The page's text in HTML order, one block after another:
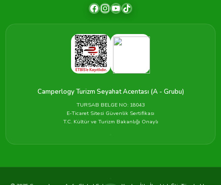
Camperlogy Turizm Seyahat Acentası (A - Grubu)
TURSAB BELGE NO: 18043
E-Ticaret Sitesi Güvenlik Sertifikası
T.C. Kültür ve Turizm Bakanlığı Onaylı